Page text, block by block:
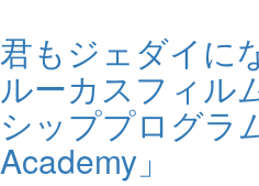
君もジェダイに
ルーカスフィル
シッププログラ
Academy」